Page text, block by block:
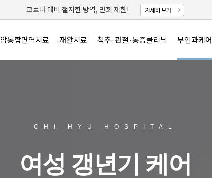
코로나 대비 철저한 방역, 면회 제한!
암통합면역치료 재활치료 척추·관절·통증클리닉 부인과케어
CHI HYU HOSPITAL
여성 갱년기 케어